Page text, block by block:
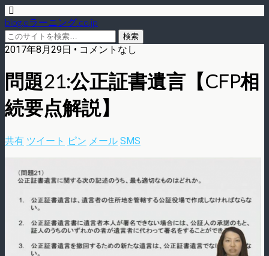
blog.eラーニング.co.jp
2017年8月29日 • コメントなし
問題21:公正証書遺言【CFP相
続要点解説】
共有 ツイート ピン メール SMS